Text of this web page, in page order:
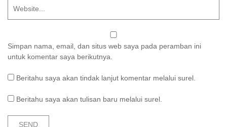
Simpan nama, email, dan situs web saya pada peramban ini
untuk komentar saya berikutnya.
Beritahu saya akan tindak lanjut komentar melalui surel.
Beritahu saya akan tulisan baru melalui surel.